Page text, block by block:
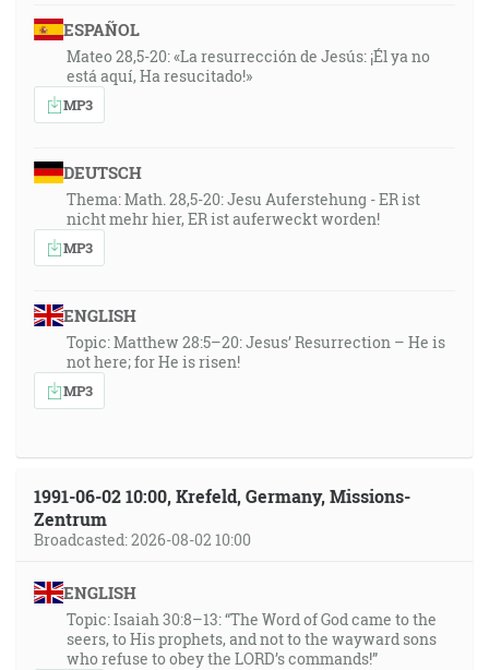
ESPAÑOL
Mateo 28,5-20: «La resurrección de Jesús: ¡Él ya no
está aquí, Ha resucitado!»
MP3
DEUTSCH
Thema: Math. 28,5-20: Jesu Auferstehung - ER ist
nicht mehr hier, ER ist auferweckt worden!
MP3
ENGLISH
Topic: Matthew 28:5–20: Jesus’ Resurrection – He is
not here; for He is risen!
MP3
1991-06-02 10:00, Krefeld, Germany, Missions-
Zentrum
Broadcasted: 2026-08-02 10:00
ENGLISH
Topic: Isaiah 30:8–13: “The Word of God came to the
seers, to His prophets, and not to the wayward sons
who refuse to obey the LORD’s commands!”